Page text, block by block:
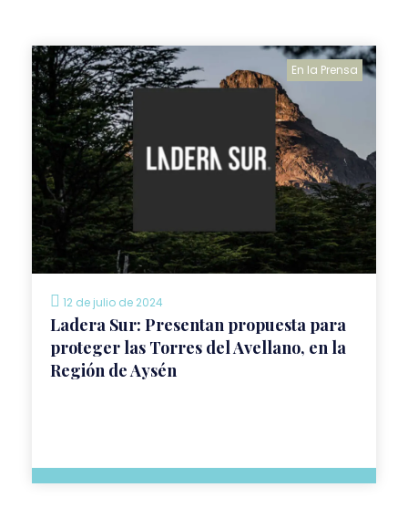
En la Prensa
12 de julio de 2024
Ladera Sur: Presentan propuesta para
proteger las Torres del Avellano, en la
Región de Aysén